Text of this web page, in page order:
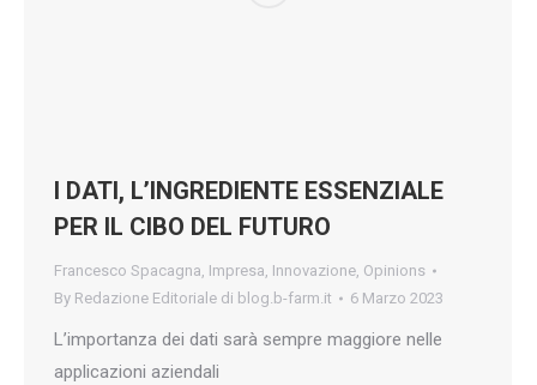
I DATI, L’INGREDIENTE ESSENZIALE
PER IL CIBO DEL FUTURO
Francesco Spacagna, Impresa, Innovazione, Opinions
By Redazione Editoriale di blog.b-farm.it 6 Marzo 2023
L’importanza dei dati sarà sempre maggiore nelle
applicazioni aziendali